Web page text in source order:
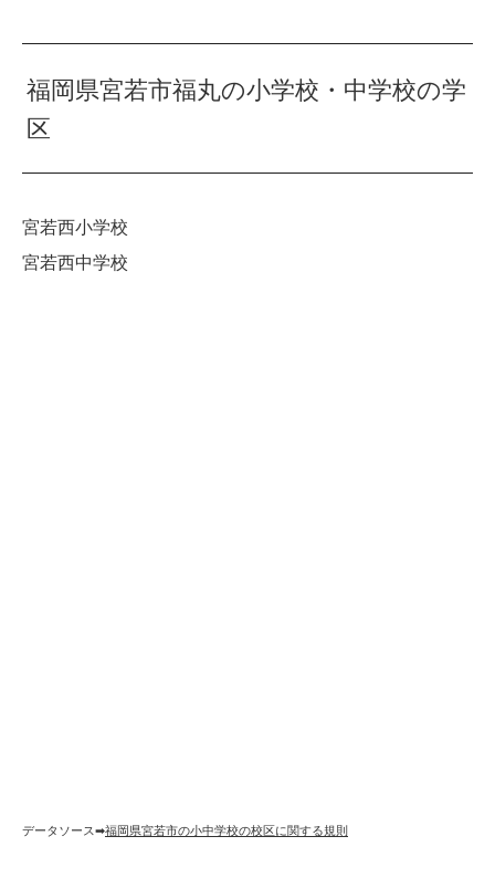
福岡県宮若市福丸の小学校・中学校の学
区
宮若西小学校
宮若西中学校
データソース➡︎福岡県宮若市の小中学校の校区に関する規則